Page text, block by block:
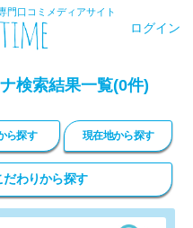
門口コミメディアサイト
ログイン
検索結果一覧(0件)
ら探す 現在地から探す
だわりから探す